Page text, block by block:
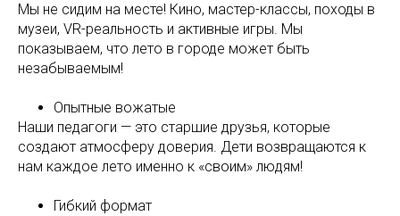
Мы не сидим на месте! Кино, мастер-классы, походы в
музеи, VR-реальность и активные игры. Мы
показываем, что лето в городе может быть
незабываемым!
Опытные вожатые
Наши педагоги — это старшие друзья, которые
создают атмосферу доверия. Дети возвращаются к
нам каждое лето именно к «своим» людям!
Гибкий формат